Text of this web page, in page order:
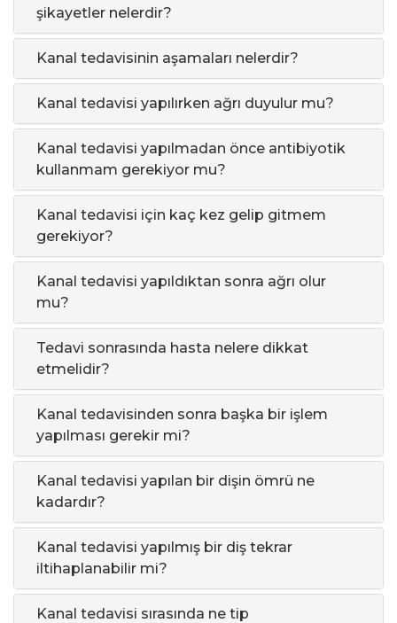
şikayetler nelerdir?
Kanal tedavisinin aşamaları nelerdir?
Kanal tedavisi yapılırken ağrı duyulur mu?
Kanal tedavisi yapılmadan önce antibiyotik
kullanmam gerekiyor mu?
Kanal tedavisi için kaç kez gelip gitmem
gerekiyor?
Kanal tedavisi yapıldıktan sonra ağrı olur
mu?
Tedavi sonrasında hasta nelere dikkat
etmelidir?
Kanal tedavisinden sonra başka bir işlem
yapılması gerekir mi?
Kanal tedavisi yapılan bir dişin ömrü ne
kadardır?
Kanal tedavisi yapılmış bir diş tekrar
iltihaplanabilir mi?
Kanal tedavisi sırasında ne tip